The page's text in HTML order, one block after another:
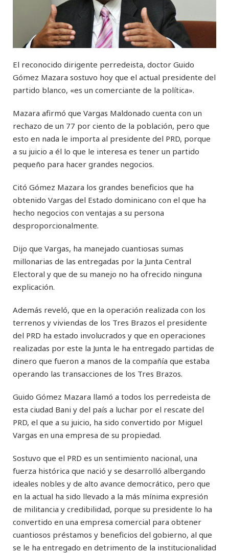
El reconocido dirigente perredeista, doctor Guido
Gómez Mazara sostuvo hoy que el actual presidente del
partido blanco, «es un comerciante de la política».
Mazara afirmó que Vargas Maldonado cuenta con un
rechazo de un 77 por ciento de la población, pero que
esto en nada le importa al presidente del PRD, porque
a su juicio a él lo que le interesa es tener un partido
pequeño para hacer grandes negocios.
Citó Gómez Mazara los grandes beneficios que ha
obtenido Vargas del Estado dominicano con el que ha
hecho negocios con ventajas a su persona
desproporcionalmente.
Dijo que Vargas, ha manejado cuantiosas sumas
millonarias de las entregadas por la Junta Central
Electoral y que de su manejo no ha ofrecido ninguna
explicación.
Además reveló, que en la operación realizada con los
terrenos y viviendas de los Tres Brazos el presidente
del PRD ha estado involucrados y que en operaciones
realizadas por este la Junta le ha entregado partidas de
dinero que fueron a manos de la compañía que estaba
operando las transacciones de los Tres Brazos.
Guido Gómez Mazara llamó a todos los perredeista de
esta ciudad Bani y del país a luchar por el rescate del
PRD, el que a su juicio, ha sido convertido por Miguel
Vargas en una empresa de su propiedad.
Sostuvo que el PRD es un sentimiento nacional, una
fuerza histórica que nació y se desarrolló albergando
ideales nobles y de alto avance democrático, pero que
en la actual ha sido llevado a la más mínima expresión
de militancia y credibilidad, porque su presidente lo ha
convertido en una empresa comercial para obtener
cuantiosos préstamos y beneficios del gobierno, al que
se le ha entregado en detrimento de la institucionalidad